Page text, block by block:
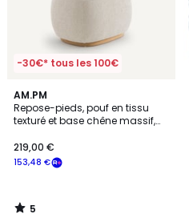
-30€* tous les 100€
AM.PM
Repose-pieds, pouf en tissu
texturé et base chêne massif,
153,48 €
219,00 €
5
/
5
5
/